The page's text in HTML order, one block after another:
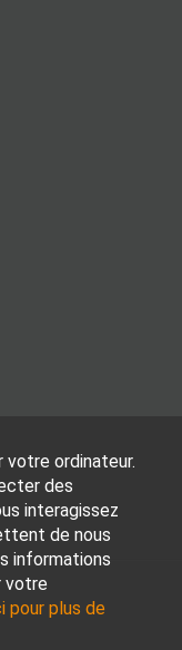
ordinateur.
des
interagissez
de nous
informations
votre
pour plus de